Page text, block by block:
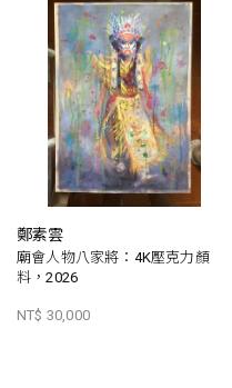
鄭素雲
廟會人物八家將：4K壓克力顏
料，2026
NT$ 30,000